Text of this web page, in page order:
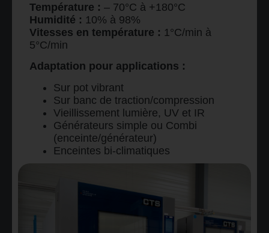
Température : – 70°C à +180°C
Humidité : 10% à 98%
Vitesses en température : 1°C/min à
5°C/min
Adaptation pour applications :
Sur pot vibrant
Sur banc de traction/compression
Vieillissement lumière, UV et IR
Générateurs simple ou Combi
(enceinte/générateur)
Enceintes bi-climatiques